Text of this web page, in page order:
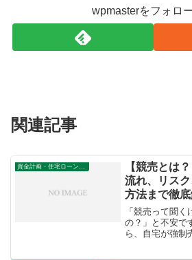
wpmasterをフォロ
関連記事
資金計画・住宅ローン審査
【競売とは
流れ、リス
方法まで徹
「競売って聞
の？」と不安で
ら、自宅が強制